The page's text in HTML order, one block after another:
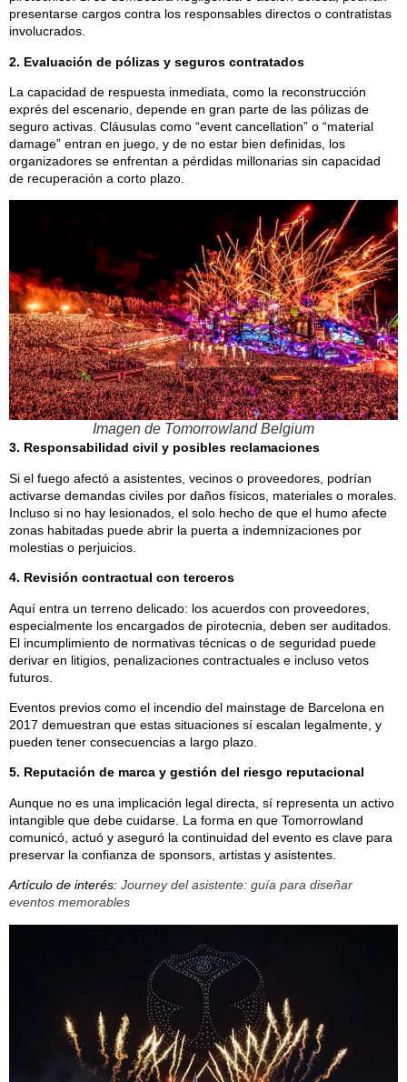
presentarse cargos contra los responsables directos o contratistas
involucrados.
2. Evaluación de pólizas y seguros contratados
La capacidad de respuesta inmediata, como la reconstrucción
exprés del escenario, depende en gran parte de las pólizas de
seguro activas. Cláusulas como “event cancellation” o “material
damage” entran en juego, y de no estar bien definidas, los
organizadores se enfrentan a pérdidas millonarias sin capacidad
de recuperación a corto plazo.
Imagen de Tomorrowland Belgium
3. Responsabilidad civil y posibles reclamaciones
Si el fuego afectó a asistentes, vecinos o proveedores, podrían
activarse demandas civiles por daños físicos, materiales o morales.
Incluso si no hay lesionados, el solo hecho de que el humo afecte
zonas habitadas puede abrir la puerta a indemnizaciones por
molestias o perjuicios.
4. Revisión contractual con terceros
Aquí entra un terreno delicado: los acuerdos con proveedores,
especialmente los encargados de pirotecnia, deben ser auditados.
El incumplimiento de normativas técnicas o de seguridad puede
derivar en litigios, penalizaciones contractuales e incluso vetos
futuros.
Eventos previos como el incendio del mainstage de Barcelona en
2017 demuestran que estas situaciones sí escalan legalmente, y
pueden tener consecuencias a largo plazo.
5. Reputación de marca y gestión del riesgo reputacional
Aunque no es una implicación legal directa, sí representa un activo
intangible que debe cuidarse. La forma en que Tomorrowland
comunicó, actuó y aseguró la continuidad del evento es clave para
preservar la confianza de sponsors, artistas y asistentes.
Artículo de interés: Journey del asistente: guía para diseñar
eventos memorables